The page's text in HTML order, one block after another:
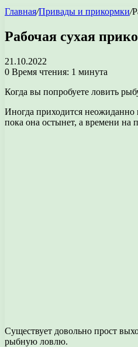
Главная/Привады и прикормки/
Рабочая сухая
21.10.2022
0 Время чтения: 1 минута
Когда вы попробуете ловить
Иногда приходится неожиданно
пока она остынет, а времени на
Существует довольно прост
рыбную ловлю.